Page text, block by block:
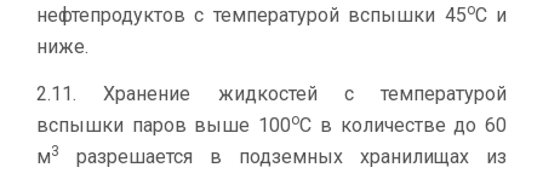
нефтепродуктов с температурой вспышки 45оС и
ниже.
2.11. Хранение жидкостей с температурой
вспышки паров выше 100оС в количестве до 60
м3
разрешается в подземных хранилищах из